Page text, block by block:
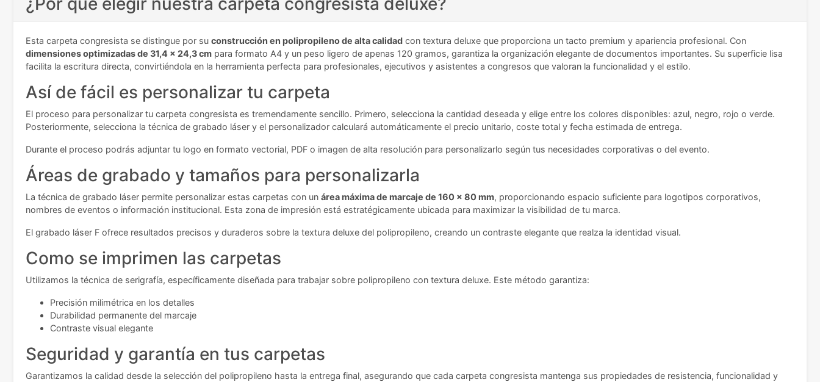
Esta carpeta congresista se distingue por su construcción en polipropileno de alta calidad con textura deluxe que proporciona un tacto premium y apariencia profesional. Con
dimensiones optimizadas de 31,4 x 24,3 cm para formato A4 y un peso ligero de apenas 120 gramos, garantiza la organización elegante de documentos importantes. Su superficie lisa
facilita la escritura directa, convirtiéndola en la herramienta perfecta para profesionales, ejecutivos y asistentes a congresos que valoran la funcionalidad y el estilo.
Así de fácil es personalizar tu carpeta
El proceso para personalizar tu carpeta congresista es tremendamente sencillo. Primero, selecciona la cantidad deseada y elige entre los colores disponibles: azul, negro, rojo o verde.
Posteriormente, selecciona la técnica de grabado láser y el personalizador calculará automáticamente el precio unitario, coste total y fecha estimada de entrega.
Durante el proceso podrás adjuntar tu logo en formato vectorial, PDF o imagen de alta resolución para personalizarlo según tus necesidades corporativas o del evento.
Áreas de grabado y tamaños para personalizarla
La técnica de grabado láser permite personalizar estas carpetas con un área máxima de marcaje de 160 x 80 mm, proporcionando espacio suficiente para logotipos corporativos,
nombres de eventos o información institucional. Esta zona de impresión está estratégicamente ubicada para maximizar la visibilidad de tu marca.
El grabado láser F ofrece resultados precisos y duraderos sobre la textura deluxe del polipropileno, creando un contraste elegante que realza la identidad visual.
Como se imprimen las carpetas
Utilizamos la técnica de serigrafía, específicamente diseñada para trabajar sobre polipropileno con textura deluxe. Este método garantiza:
Precisión milimétrica en los detalles
Durabilidad permanente del marcaje
Contraste visual elegante
Seguridad y garantía en tus carpetas
Garantizamos la calidad desde la selección del polipropileno hasta la entrega final, asegurando que cada carpeta congresista mantenga sus propiedades de resistencia, funcionalidad y